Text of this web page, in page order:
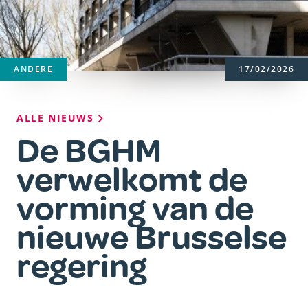
Kruimelpad
ALLE NIEUWS
De BGHM
verwelkomt de
vorming van de
nieuwe Brusselse
regering
ANDERE 17/02/2026